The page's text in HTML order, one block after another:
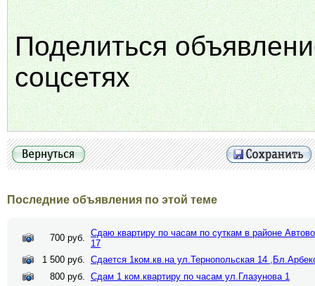
Поделиться
соцсетях
Последние объявления по этой теме
700 руб. Сдаю квартиру по часам по суткам в районе
17
1 500 руб. Сдается 1ком.кв.на ул.Тернопольская 14
800 руб. Сдам 1 ком.квартиру по часам ул.Глазунова 1